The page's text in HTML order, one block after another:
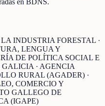
en BDNS.
INDUSTRIA FORESTAL ·
LENGUA Y
DE POLÍTICA SOCIAL E
· AGENCIA
RURAL (AGADER) ·
COMERCIO Y
GALLEGO DE
(IGAPE)